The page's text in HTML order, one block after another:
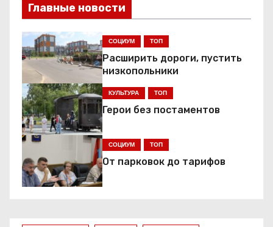
г
а
ц
и
я
п
о
Главные новости
СОЦИУМ ТОП
Расширить дороги, пустить
низкопольники
КУЛЬТУРА ТОП
Герои без постаментов
СОЦИУМ ТОП
От парковок до тарифов